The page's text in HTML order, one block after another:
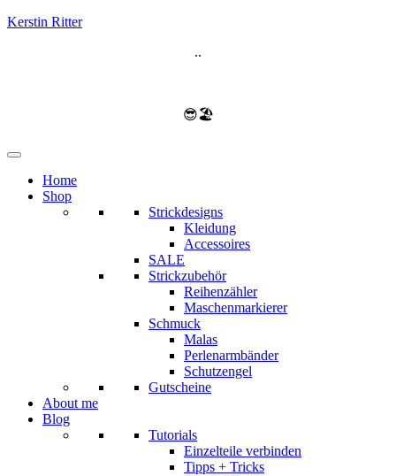
Kerstin Ritter
..
😎🏖️
Home
Shop
Strickdesigns
Kleidung
Accessoires
SALE
Strickzubehör
Reihenzähler
Maschenmarkierer
Schmuck
Malas
Perlenarmbänder
Schutzengel
Gutscheine
About me
Blog
Tutorials
Einzelteile verbinden
Tipps + Tricks